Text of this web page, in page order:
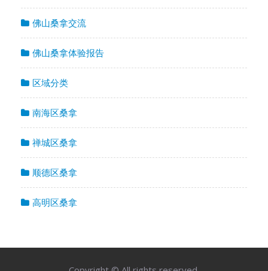
佛山桑拿交流
佛山桑拿体验报告
区域分类
南海区桑拿
禅城区桑拿
顺德区桑拿
高明区桑拿